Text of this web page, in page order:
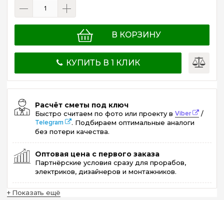
В КОРЗИНУ
КУПИТЬ В 1 КЛИК
Расчёт сметы под ключ
Быстро считаем по фото или проекту в Viber
/
Telegram
. Подбираем оптимальные аналоги
без потери качества.
Оптовая цена с первого заказа
Партнёрские условия сразу для прорабов,
электриков, дизайнеров и монтажников.
+ Показать ещё